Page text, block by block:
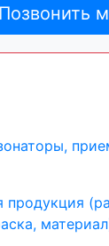
Позвонить
продукция